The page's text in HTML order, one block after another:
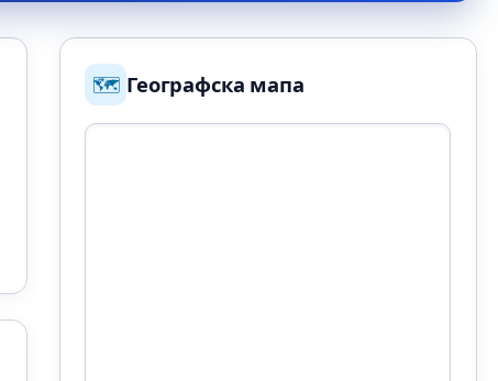
🗺️ Географска мапа